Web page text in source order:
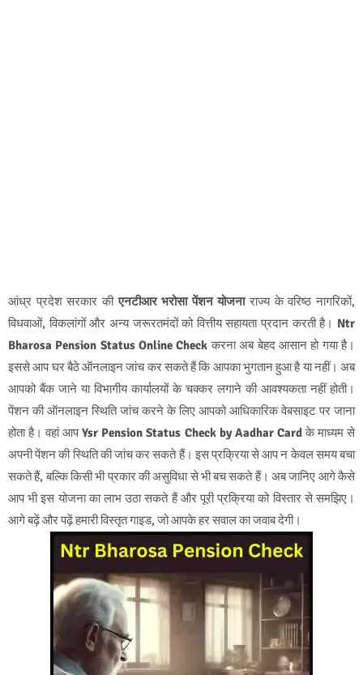
आंध्र प्रदेश सरकार कीएनटीआर भरोसा पेंशन योजनाराज्य के वरिष्ठ नागरिकों,
विधवाओं, विकलांगों और अन्य जरूरतमंदों को वित्तीय सहायता प्रदान करती है। Ntr
Bharosa Pension Status Online Check करना अब बेहद आसान हो गया है।
इससे आप घर बैठे ऑनलाइन जांच कर सकते हैं कि आपका भुगतान हुआ है या नहीं। अब
आपको बैंक जाने या विभागीय कार्यालयों के चक्कर लगाने की आवश्यकता नहीं होती।
पेंशन की ऑनलाइन स्थिति जांच करने के लिए आपको आधिकारिक वेबसाइट पर जाना
होता है। वहां आपYsr Pension Status Check by Aadhar Cardके माध्यम से
अपनी पेंशन की स्थिति की जांच कर सकते हैं। इस प्रक्रिया से आप न केवल समय बचा
सकते हैं, बल्कि किसी भी प्रकार की असुविधा से भी बच सकते हैं। अब जानिए आगे कैसे
आप भी इस योजना का लाभ उठा सकते हैं और पूरी प्रक्रिया को विस्तार से समझिए।
आगे बढ़ें और पढ़ें हमारी विस्तृत गाइड, जो आपके हर सवाल का जवाब देगी।